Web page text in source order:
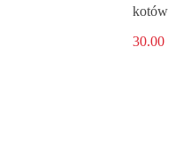
kotów
30.00